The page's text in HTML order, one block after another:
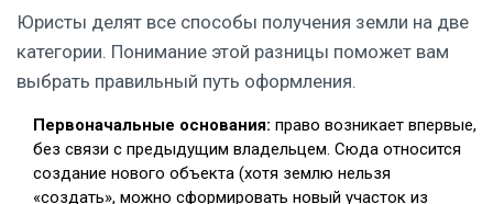
Юристы делят все способы получения земли на две
категории. Понимание этой разницы поможет вам
выбрать правильный путь оформления.
Первоначальные основания: право возникает впервые,
без связи с предыдущим владельцем. Сюда относится
создание нового объекта (хотя землю нельзя
«создать», можно сформировать новый участок из